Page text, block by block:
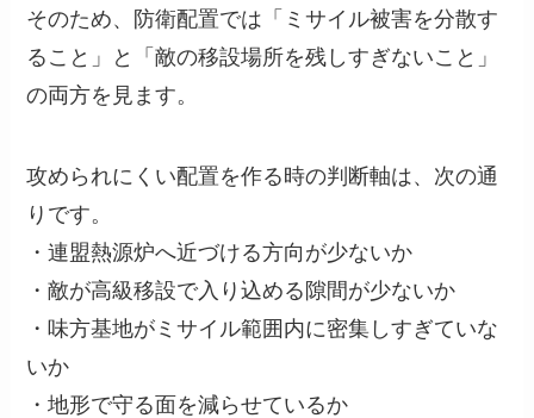
そのため、防衛配置では「ミサイル被害を分散す
ること」と「敵の移設場所を残しすぎないこと」
の両方を見ます。
攻められにくい配置を作る時の判断軸は、次の通
りです。
・連盟熱源炉へ近づける方向が少ないか
・敵が高級移設で入り込める隙間が少ないか
・味方基地がミサイル範囲内に密集しすぎていな
いか
・地形で守る面を減らせているか